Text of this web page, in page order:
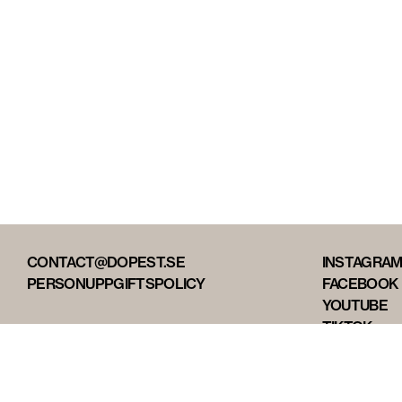
CONTACT@DOPEST.SE
PERSONUPPGIFTSPOLICY
INSTAGRAM
FACEBOOK
YOUTUBE
TIKTOK